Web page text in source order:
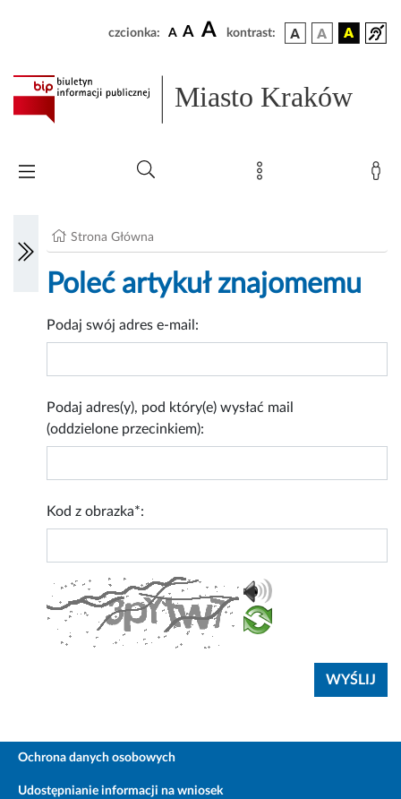
czcionka: A A A kontrast:
Miasto Kraków
Strona Główna
Poleć artykuł znajomemu
Podaj swój adres e-mail:
Podaj adres(y), pod który(e) wysłać mail
(oddzielone przecinkiem):
Kod z obrazka*:
Ochrona danych osobowych
Udostępnianie informacji na wniosek